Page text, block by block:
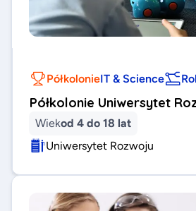
PółkolonieIT & Science
Półkolonie Uniwersytet
Wiekod 4 do 18 lat
Uniwersytet Rozwoju